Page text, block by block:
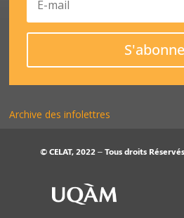
Archive des infolettres
© CELAT, 2022 – Tous droits